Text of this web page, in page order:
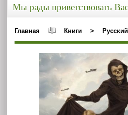
Мы рады приветствовать
Главная Книги >